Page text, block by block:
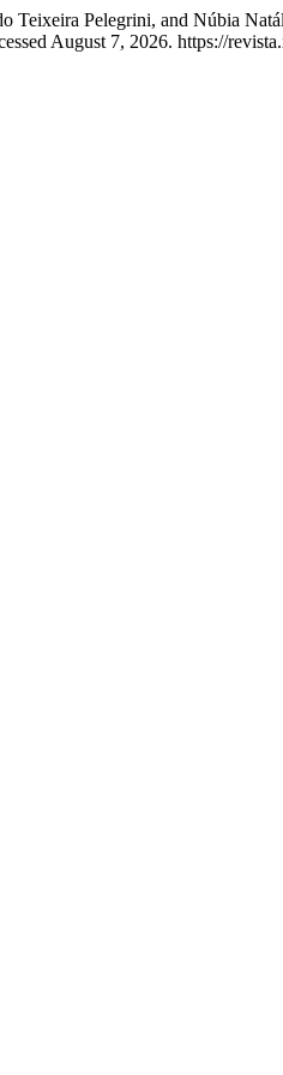
Teixeira Pelegrini, and Núbia
August 7, 2026. https://